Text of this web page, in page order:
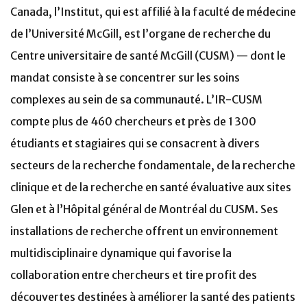
Canada, l’Institut, qui est affilié à la faculté de médecine
de l’Université McGill, est l’organe de recherche du
Centre universitaire de santé McGill (CUSM) — dont le
mandat consiste à se concentrer sur les soins
complexes au sein de sa communauté. L’IR-CUSM
compte plus de 460 chercheurs et près de 1 300
étudiants et stagiaires qui se consacrent à divers
secteurs de la recherche fondamentale, de la recherche
clinique et de la recherche en santé évaluative aux sites
Glen et à l’Hôpital général de Montréal du CUSM. Ses
installations de recherche offrent un environnement
multidisciplinaire dynamique qui favorise la
collaboration entre chercheurs et tire profit des
découvertes destinées à améliorer la santé des patients